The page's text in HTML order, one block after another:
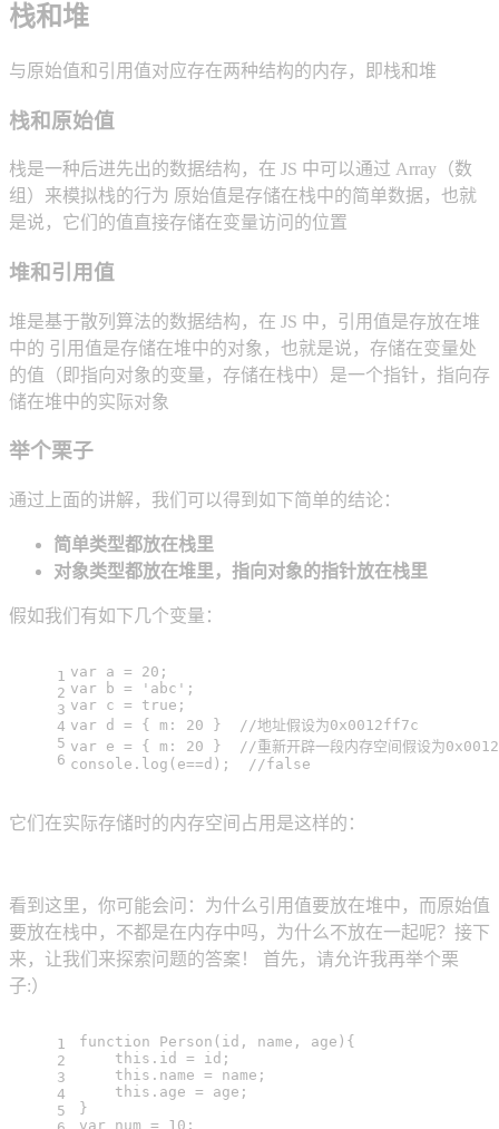
栈和堆
与原始值和引用值对应存在两种结构的内存，即栈和堆
栈和原始值
栈是一种后进先出的数据结构，在 JS 中可以通过 Array（数
组）来模拟栈的行为 原始值是存储在栈中的简单数据，也就
是说，它们的值直接存储在变量访问的位置
堆和引用值
堆是基于散列算法的数据结构，在 JS 中，引用值是存放在堆
中的 引用值是存储在堆中的对象，也就是说，存储在变量处
的值（即指向对象的变量，存储在栈中）是一个指针，指向存
储在堆中的实际对象
举个栗子
通过上面的讲解，我们可以得到如下简单的结论：
简单类型都放在栈里
对象类型都放在堆里，指向对象的指针放在栈里
假如我们有如下几个变量：
1
2
3
4
5
6
var a = 20 ;
var b = 'abc' ;
var c = true ;
var d = { m : 20 }
//地址假设为0x0012ff7c
var e = { m : 20 }
//重新开辟一段内存空间假设为
console . log (e==d); //false
它们在实际存储时的内存空间占用是这样的：
看到这里，你可能会问：为什么引用值要放在堆中，而原始值
要放在栈中，不都是在内存中吗，为什么不放在一起呢？接下
来，让我们来探索问题的答案！ 首先，请允许我再举个栗
子:）
1
2
3
4
5
function Person ( id, name, age ){
this . id
= id;
this . name = name;
this . age = age;
}
var num = 10 ;